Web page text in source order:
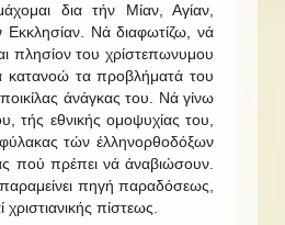
δια τήν Μίαν, Αγίαν,
Εκκλησίαν. Νά διαφωτίζω, νά
πλησίον του χρίστεπωνυμου
κατανοώ τα προβλήματά του
άνάγκας του. Νά γίνω
τής εθνικής ομοψυχίας του,
φύλακας τών έλληνορθοδόξων
πού πρέπει νά άναβιώσουν.
πηγή παραδόσεως,
πίστεως.